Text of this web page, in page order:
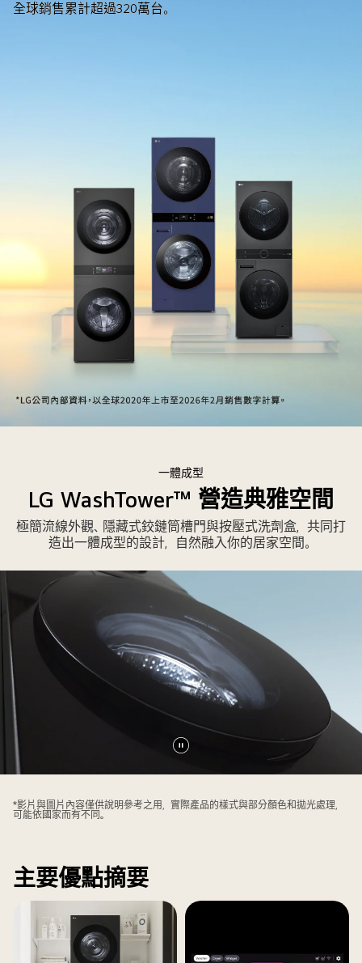
過
萬
台
全球銷售累計超過320萬台。
一體成型
LG WashTower™ 營造典雅空間
極簡流線外觀、隱藏式鉸鏈筒槽門與按壓式洗劑盒，共同打
造出一體成型的設計，自然融入你的居家空間。
影
*影片與圖片內容僅供說明參考之用，實際產品的樣式與部分顏色和拋光處理，
可能依國家而有不同。
主要優點摘要